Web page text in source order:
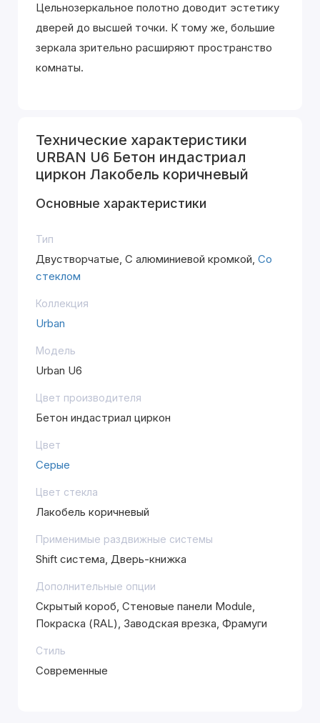
Цельнозеркальное полотно доводит эстетику
дверей до высшей точки. К тому же, большие
зеркала зрительно расширяют пространство
комнаты.
Технические характеристики
URBAN U6 Бетон индастриал
циркон Лакобель коричневый
Основные характеристики
Тип
Двустворчатые, С алюминиевой кромкой, Со
стеклом
Коллекция
Urban
Модель
Urban U6
Цвет производителя
Бетон индастриал циркон
Цвет
Серые
Цвет стекла
Лакобель коричневый
Применимые раздвижные системы
Shift система, Дверь-книжка
Дополнительные опции
Скрытый короб, Стеновые панели Module,
Покраска (RAL), Заводская врезка, Фрамуги
Стиль
Современные